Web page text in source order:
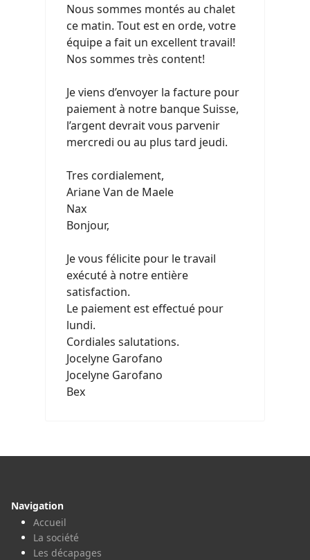
Nous sommes montés au chalet
ce matin. Tout est en orde, votre
équipe a fait un excellent travail!
Nos sommes très content!
Je viens d’envoyer la facture pour
paiement à notre banque Suisse,
l’argent devrait vous parvenir
mercredi ou au plus tard jeudi.
Tres cordialement,
Ariane Van de Maele
Nax
Bonjour,
Je vous félicite pour le travail
exécuté à notre entière
satisfaction.
Le paiement est effectué pour
lundi.
Cordiales salutations.
Jocelyne Garofano
Jocelyne Garofano
Bex
Navigation
Accueil
La société
Les décapages